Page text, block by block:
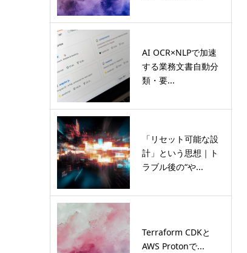
AI OCR×NLPで加速
する業務文書自動分
類・要...
「リセット可能な設
計」という思想｜ト
ラブル後の“や...
Terraform CDKと
AWS Protonで...